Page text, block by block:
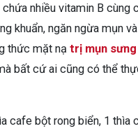
nhiều vitamin B cùng
khuẩn, ngăn ngừa mụn
thức mặt nạ trị mụn
bất cứ ai cũng có thể
cafe bột rong biển, 1 thìa